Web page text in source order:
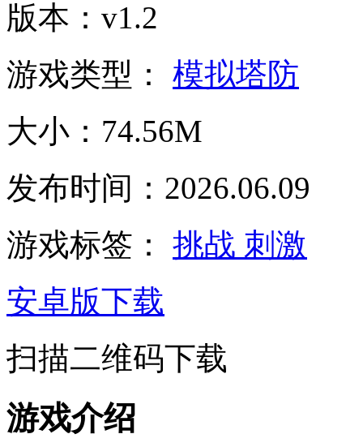
版本：v1.2
游戏类型： 模拟塔防
大小：74.56M
发布时间：2026.06.09
游戏标签： 挑战 刺激
安卓版下载
扫描二维码下载
游戏介绍